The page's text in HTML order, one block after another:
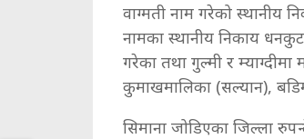
वाग्मती नाम गरेको स्थानीय
नामका स्थानीय निकाय
गरेका तथा गुल्मी र
कुमाखमालिका (सल्यान),
सिमाना जोडिएका जिल्ला